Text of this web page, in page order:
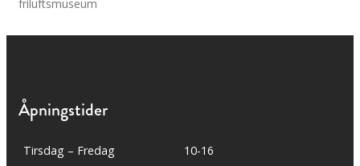
friluftsmuseum
Åpningstider
Tirsdag – Fredag
10-16